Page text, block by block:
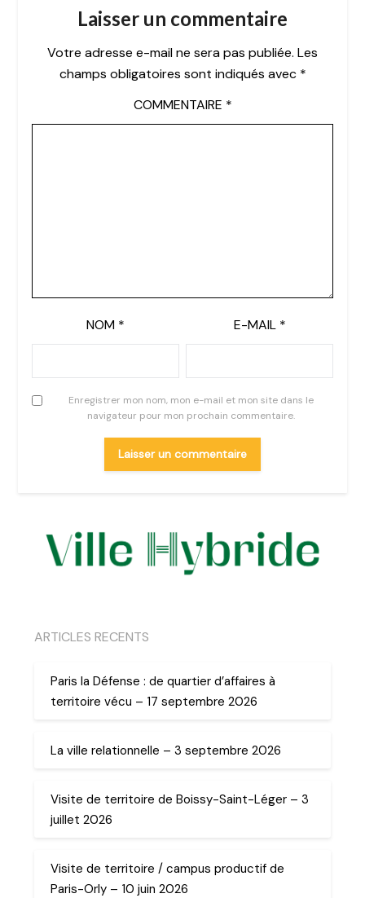
Laisser un commentaire
Votre adresse e-mail ne sera pas publiée. Les
champs obligatoires sont indiqués avec *
COMMENTAIRE *
NOM * E-MAIL *
Enregistrer mon nom, mon e-mail et mon site dans le
navigateur pour mon prochain commentaire.
ARTICLES RECENTS
Paris la Défense : de quartier d’affaires à
territoire vécu – 17 septembre 2026
La ville relationnelle – 3 septembre 2026
Visite de territoire de Boissy-Saint-Léger – 3
juillet 2026
Visite de territoire / campus productif de
Paris-Orly – 10 juin 2026